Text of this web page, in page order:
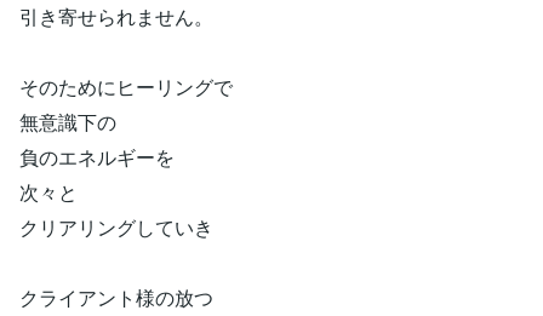
引き寄せられません。
そのためにヒーリングで
無意識下の
負のエネルギーを
次々と
クリアリングしていき
クライアント様の放つ